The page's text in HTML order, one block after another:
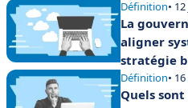
Définition•
La
aligner
stratégie
Définition•
Quels